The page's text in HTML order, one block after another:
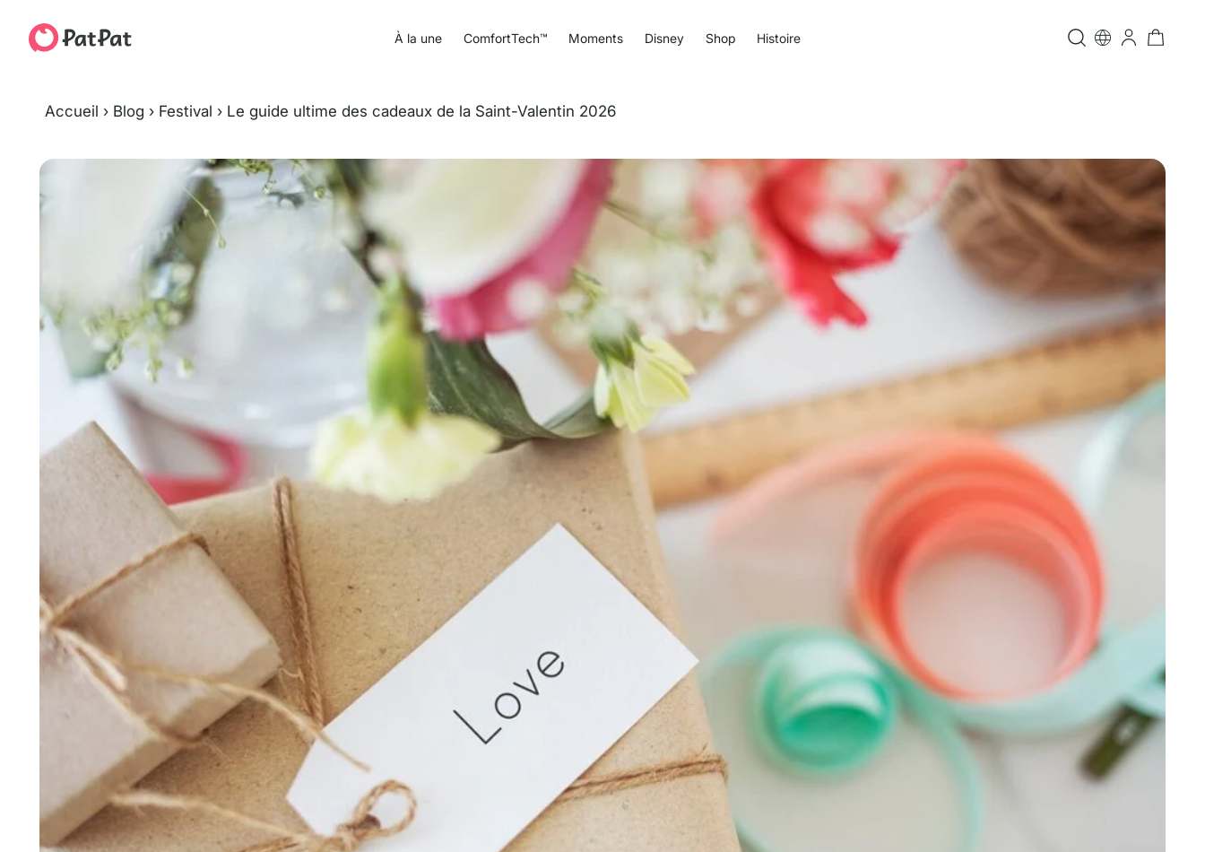
À la une ComfortTech™ Moments Disney Shop Histoire
Accueil › Blog › Festival › Le guide ultime des cadeaux de la Saint-Valentin 2026